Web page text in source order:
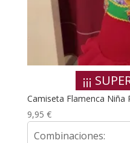
¡¡¡
Camiseta Flamenca Niña
9,95 €
Combinaciones: